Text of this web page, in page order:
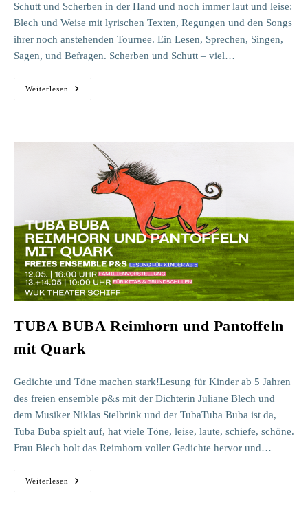
Schutt und Scherben in der Hand und noch immer laut und leise:
Blech und Weise mit lyrischen Texten, Regungen und den Songs
ihrer noch anstehenden Tournee. Ein Lesen, Sprechen, Singen,
Sagen, und Befragen. Scherben und Schutt – viel…
Weiterlesen
Schutt
Und
TUBA BUBA Reimhorn und Pantoffeln
mit Quark
Gedichte und Töne machen stark!Lesung für Kinder ab 5 Jahren
des freien ensemble p&s mit der Dichterin Juliane Blech und
dem Musiker Niklas Stelbrink und der TubaTuba Buba ist da,
Tuba Buba spielt auf, hat viele Töne, leise, laute, schiefe, schöne.
Frau Blech holt das Reimhorn voller Gedichte hervor und…
Weiterlesen
TUBA
BUBA